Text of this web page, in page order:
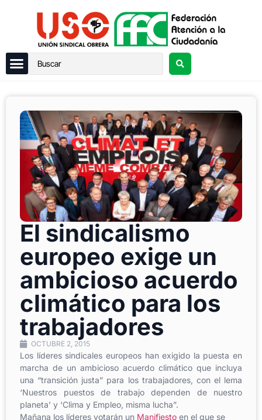
El sindicalismo
europeo exige un
ambicioso acuerdo
climático para los
trabajadores
OCTUBRE 2, 2015
Los líderes sindicales europeos han exigido la puesta en
marcha de un ambicioso acuerdo climático que incluya
una “transición justa” para los trabajadores, con el lema
‘Nuestros puestos de trabajo dependen de nuestro
planeta’ y ‘Clima y Empleo, misma lucha”.
Mañana los líderes votarán un Manifiesto en el que se